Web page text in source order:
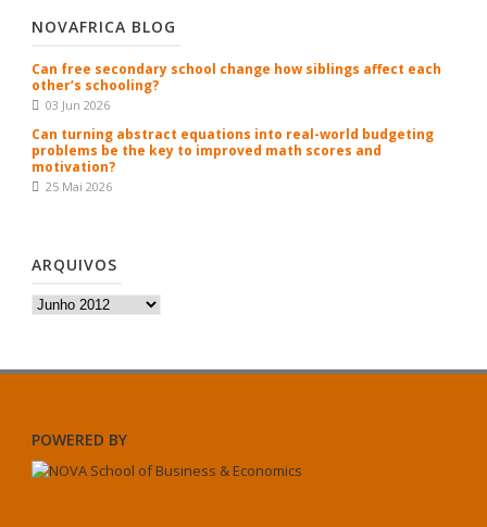
NOVAFRICA BLOG
Can free secondary school change how siblings affect each
other’s schooling?
03 Jun 2026
Can turning abstract equations into real-world budgeting
problems be the key to improved math scores and
motivation?
25 Mai 2026
ARQUIVOS
Arquivos
POWERED BY